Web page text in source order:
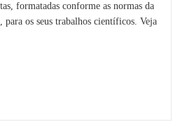
formatadas conforme as normas da
os seus trabalhos científicos. Veja